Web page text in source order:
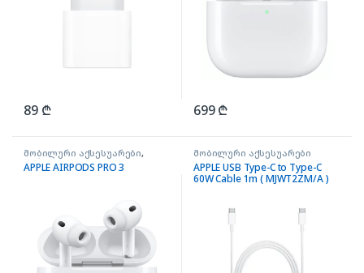
89 ₾ 699₾
მობილური აქსესუარები,
ყურსასმენები AIRPODS
APPLE AIRPODS PRO 3
მობილური აქსესუარები
APPLE USB Type-C to Type-C
60W Cable 1m ( MJWT2ZM/A )